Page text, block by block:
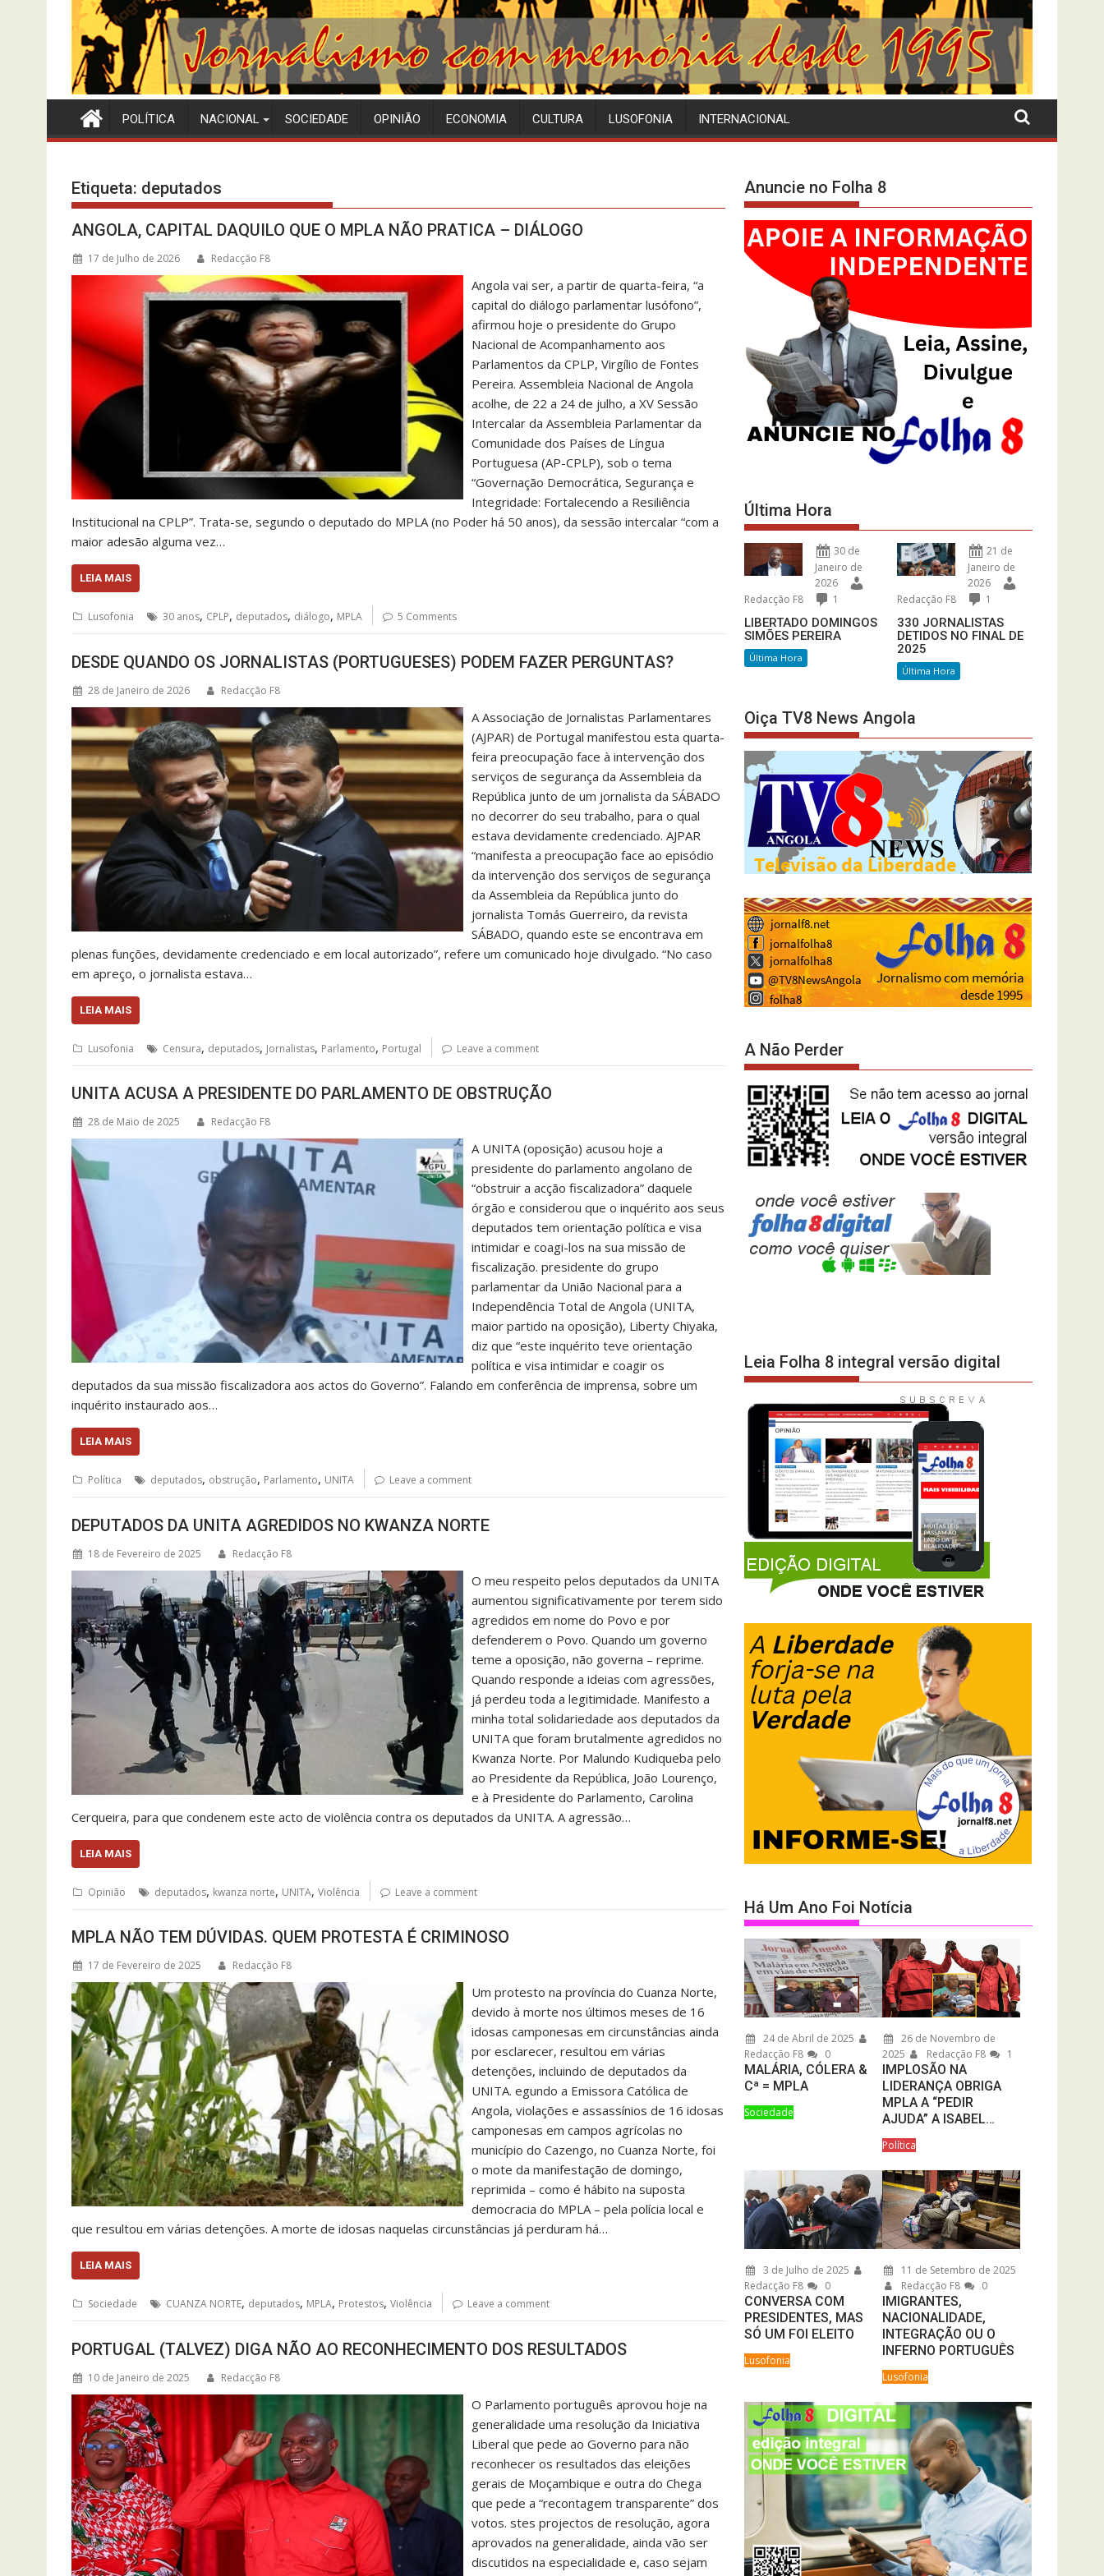
POLÍTICA NACIONAL SOCIEDADE OPINIÃO ECONOMIA CULTURA LUSOFONIA INTERNACIONAL
Etiqueta: deputados
ANGOLA, CAPITAL DAQUILO QUE O MPLA NÃO PRATICA – DIÁLOGO
17 de Julho de 2026 Redacção F8
Angola vai ser, a partir de quarta-feira, “a
capital do diálogo parlamentar lusófono”,
afirmou hoje o presidente do Grupo
Nacional de Acompanhamento aos
Parlamentos da CPLP, Virgílio de Fontes
Pereira. Assembleia Nacional de Angola
acolhe, de 22 a 24 de julho, a XV Sessão
Intercalar da Assembleia Parlamentar da
Comunidade dos Países de Língua
Portuguesa (AP-CPLP), sob o tema
“Governação Democrática, Segurança e
Integridade: Fortalecendo a Resiliência
Institucional na CPLP”. Trata-se, segundo o deputado do MPLA (no Poder há 50 anos), da sessão intercalar “com a
maior adesão alguma vez…
LEIA MAIS
Lusofonia 30 anos, CPLP, deputados, diálogo, MPLA 5 Comments
DESDE QUANDO OS JORNALISTAS (PORTUGUESES) PODEM FAZER PERGUNTAS?
28 de Janeiro de 2026 Redacção F8
A Associação de Jornalistas Parlamentares
(AJPAR) de Portugal manifestou esta quarta-
feira preocupação face à intervenção dos
serviços de segurança da Assembleia da
República junto de um jornalista da SÁBADO
no decorrer do seu trabalho, para o qual
estava devidamente credenciado. AJPAR
“manifesta a preocupação face ao episódio
da intervenção dos serviços de segurança
da Assembleia da República junto do
jornalista Tomás Guerreiro, da revista
SÁBADO, quando este se encontrava em
plenas funções, devidamente credenciado e em local autorizado”, refere um comunicado hoje divulgado. “No caso
em apreço, o jornalista estava…
LEIA MAIS
Lusofonia Censura, deputados, Jornalistas, Parlamento, Portugal Leave a comment
UNITA ACUSA A PRESIDENTE DO PARLAMENTO DE OBSTRUÇÃO
28 de Maio de 2025 Redacção F8
A UNITA (oposição) acusou hoje a
presidente do parlamento angolano de
“obstruir a acção fiscalizadora” daquele
órgão e considerou que o inquérito aos seus
deputados tem orientação política e visa
intimidar e coagi-los na sua missão de
fiscalização. presidente do grupo
parlamentar da União Nacional para a
Independência Total de Angola (UNITA,
maior partido na oposição), Liberty Chiyaka,
diz que “este inquérito teve orientação
política e visa intimidar e coagir os
deputados da sua missão fiscalizadora aos actos do Governo”. Falando em conferência de imprensa, sobre um
inquérito instaurado aos…
LEIA MAIS
Política deputados, obstrução, Parlamento, UNITA Leave a comment
DEPUTADOS DA UNITA AGREDIDOS NO KWANZA NORTE
18 de Fevereiro de 2025 Redacção F8
O meu respeito pelos deputados da UNITA
aumentou significativamente por terem sido
agredidos em nome do Povo e por
defenderem o Povo. Quando um governo
teme a oposição, não governa – reprime.
Quando responde a ideias com agressões,
já perdeu toda a legitimidade. Manifesto a
minha total solidariedade aos deputados da
UNITA que foram brutalmente agredidos no
Kwanza Norte. Por Malundo Kudiqueba pelo
ao Presidente da República, João Lourenço,
e à Presidente do Parlamento, Carolina
Cerqueira, para que condenem este acto de violência contra os deputados da UNITA. A agressão…
LEIA MAIS
Opinião deputados, kwanza norte, UNITA, Violência Leave a comment
MPLA NÃO TEM DÚVIDAS. QUEM PROTESTA É CRIMINOSO
17 de Fevereiro de 2025 Redacção F8
Um protesto na província do Cuanza Norte,
devido à morte nos últimos meses de 16
idosas camponesas em circunstâncias ainda
por esclarecer, resultou em várias
detenções, incluindo de deputados da
UNITA. egundo a Emissora Católica de
Angola, violações e assassínios de 16 idosas
camponesas em campos agrícolas no
município do Cazengo, no Cuanza Norte, foi
o mote da manifestação de domingo,
reprimida – como é hábito na suposta
democracia do MPLA – pela polícia local e
que resultou em várias detenções. A morte de idosas naquelas circunstâncias já perduram há…
LEIA MAIS
Sociedade CUANZA NORTE, deputados, MPLA, Protestos, Violência Leave a comment
PORTUGAL (TALVEZ) DIGA NÃO AO RECONHECIMENTO DOS RESULTADOS
10 de Janeiro de 2025 Redacção F8
O Parlamento português aprovou hoje na
generalidade uma resolução da Iniciativa
Liberal que pede ao Governo para não
reconhecer os resultados das eleições
gerais de Moçambique e outra do Chega
que pede a “recontagem transparente” dos
votos. stes projectos de resolução, agora
aprovados na generalidade, ainda vão ser
discutidos na especialidade e, caso sejam
Anuncie no Folha 8
Última Hora
30 de
Janeiro de
2026
Redacção F8
1
LIBERTADO DOMINGOS
SIMÕES PEREIRA
Última Hora
21 de
Janeiro de
2026
Redacção F8
1
330 JORNALISTAS
DETIDOS NO FINAL DE
2025
Última Hora
Oiça TV8 News Angola
A Não Perder
Leia Folha 8 integral versão digital
Há Um Ano Foi Notícia
24 de Abril de 2025
Redacção F8
0
MALÁRIA, CÓLERA &
Cª = MPLA
Sociedade
26 de Novembro de
2025
Redacção F8 1
IMPLOSÃO NA
LIDERANÇA OBRIGA
MPLA A “PEDIR
AJUDA” A ISABEL…
Política
3 de Julho de 2025
Redacção F8
0
CONVERSA COM
PRESIDENTES, MAS
SÓ UM FOI ELEITO
Lusofonia
11 de Setembro de 2025
Redacção F8
0
IMIGRANTES,
NACIONALIDADE,
INTEGRAÇÃO OU O
INFERNO PORTUGUÊS
Lusofonia